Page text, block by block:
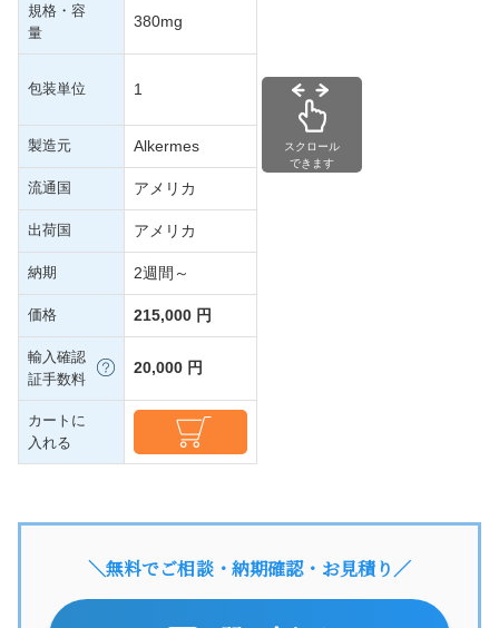
規格・容
量
380mg
包装単位 1
製造元 Alkermes
流通国 アメリカ
出荷国 アメリカ
納期 2週間～
価格 215,000 円
輸入確認
証手数料
20,000 円
カートに
入れる
スクロール
できます
＼無料でご相談・納期確認・お見積り／